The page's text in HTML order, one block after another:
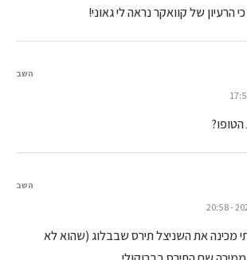
הרעיון של קוואקר נראה לי גאוני!
השב
מכינה את השניצל תירס שבבלוג (שהוא לא
השב